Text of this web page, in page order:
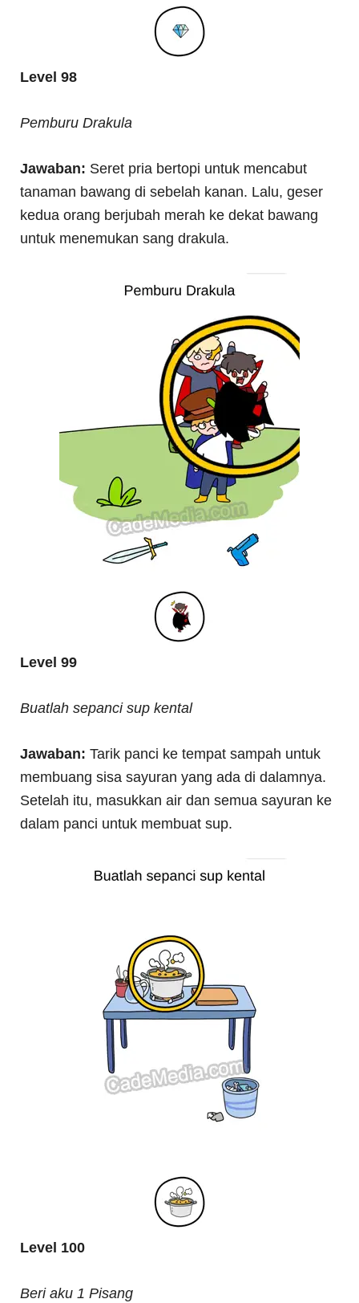
Level 98
Pemburu Drakula
Jawaban: Seret pria bertopi untuk mencabut
tanaman bawang di sebelah kanan. Lalu, geser
kedua orang berjubah merah ke dekat bawang
untuk menemukan sang drakula.
Level 99
Buatlah sepanci sup kental
Jawaban: Tarik panci ke tempat sampah untuk
membuang sisa sayuran yang ada di dalamnya.
Setelah itu, masukkan air dan semua sayuran ke
dalam panci untuk membuat sup.
Level 100
Beri aku 1 Pisang